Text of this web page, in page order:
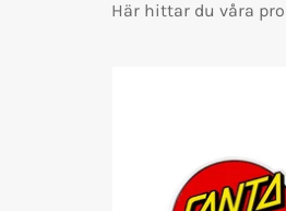
Här hittar du våra